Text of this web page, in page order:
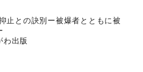
止との訣別ー被爆者とともに被
わ出版